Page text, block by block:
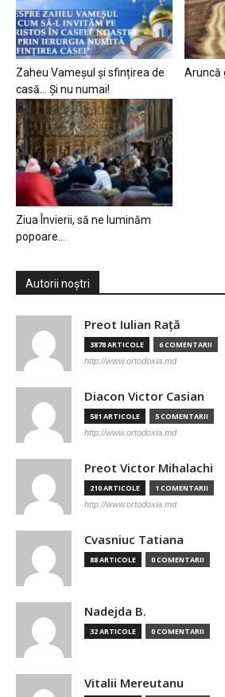
Zaheu Vameșul și sfințirea de
casă… Și nu numai!
Aruncă
Ziua Învierii, să ne luminăm
popoare…
Autorii noștri
Preot Iulian Raţă
3878 ARTICOLE 6 COMENTARII
http://www.ortodoxia.md
Diacon Victor Casian
581 ARTICOLE 5 COMENTARII
http://www.ortodoxia.md
Preot Victor Mihalachi
210 ARTICOLE 1 COMENTARII
http://www.ortodoxia.md
Cvasniuc Tatiana
88 ARTICOLE 0 COMENTARII
Nadejda B.
32 ARTICOLE 0 COMENTARII
Vitalii Mereutanu